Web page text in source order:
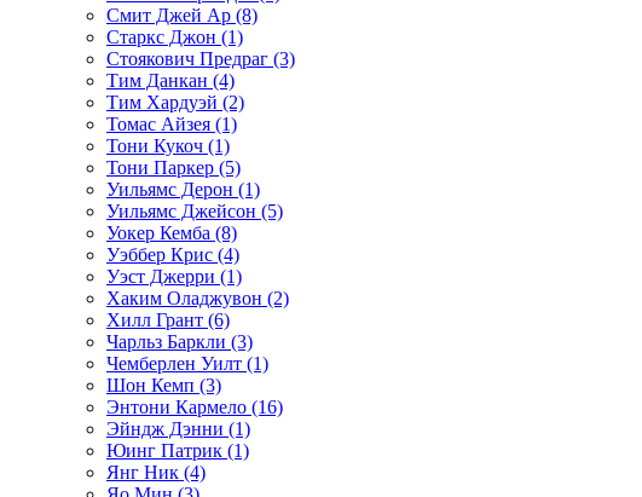
Смит Джей Ар (8)
Старкс Джон (1)
Стоякович Предраг (3)
Тим Данкан (4)
Тим Хардуэй (2)
Томас Айзея (1)
Тони Кукоч (1)
Тони Паркер (5)
Уильямс Дерон (1)
Уильямс Джейсон (5)
Уокер Кемба (8)
Уэббер Крис (4)
Уэст Джерри (1)
Хаким Оладжувон (2)
Хилл Грант (6)
Чарльз Баркли (3)
Чемберлен Уилт (1)
Шон Кемп (3)
Энтони Кармело (16)
Эйндж Дэнни (1)
Юинг Патрик (1)
Янг Ник (4)